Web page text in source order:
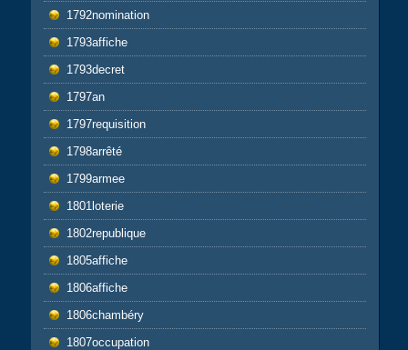
1792nomination
1793affiche
1793decret
1797an
1797requisition
1798arrêté
1799armee
1801loterie
1802republique
1805affiche
1806affiche
1806chambéry
1807occupation